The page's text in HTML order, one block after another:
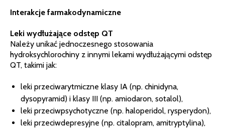
Interakcje farmakodynamiczne
Leki wydłużające odstęp QT
Należy unikać jednoczesnego stosowania
hydroksychlorochiny z innymi lekami wydłużającymi odstęp
QT, takimi jak:
leki przeciwarytmiczne klasy IA (np. chinidyna,
dysopyramid) i klasy III (np. amiodaron, sotalol),
leki przeciwpsychotyczne (np. haloperidol, rysperydon),
leki przeciwdepresyjne (np. citalopram, amitryptylina),